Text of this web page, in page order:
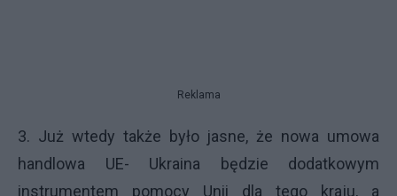
Reklama
3. Już wtedy także było jasne, że nowa umowa
handlowa UE- Ukraina będzie dodatkowym
instrumentem pomocy Unii dla tego kraju, a